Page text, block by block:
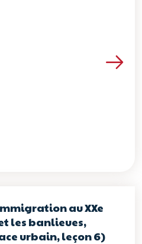
Voir les détails de la
au XXe
les banlieues,
urbain, leçon 6)